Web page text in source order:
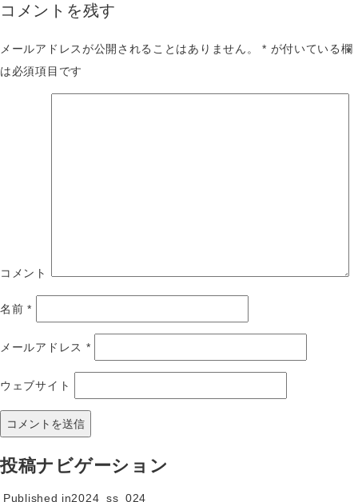
コメントを残す
メールアドレスが公開されることはありません。 * が付いている欄
は必須項目です
コメント
名前*
メールアドレス *
ウェブサイト
投稿ナビゲーション
Published in2024_ss_024